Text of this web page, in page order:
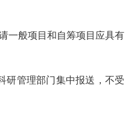
一般项目和自筹项目应具有
研管理部门集中报送，不受